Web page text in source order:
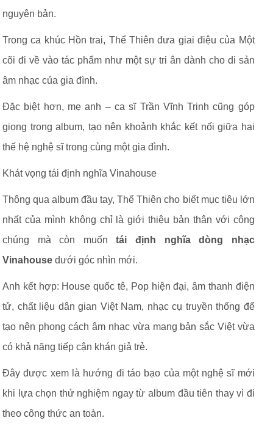
nguyên bản.
Trong ca khúc Hồn trai, Thể Thiên đưa giai điệu của Một
cõi đi về vào tác phẩm như một sự tri ân dành cho di sản
âm nhạc của gia đình.
Đặc biệt hơn, mẹ anh – ca sĩ Trần Vĩnh Trinh cũng góp
giọng trong album, tạo nên khoảnh khắc kết nối giữa hai
thế hệ nghệ sĩ trong cùng một gia đình.
Khát vọng tái định nghĩa Vinahouse
Thông qua album đầu tay, Thể Thiên cho biết mục tiêu lớn
nhất của mình không chỉ là giới thiệu bản thân với công
chúng mà còn muốntái định nghĩa dòng nhạc
Vinahouse dưới góc nhìn mới.
Anh kết hợp: House quốc tê, Pop hiện đại, âm thanh điện
tử, chất liệu dân gian Việt Nam, nhạc cụ truyền thống để
tạo nên phong cách âm nhạc vừa mang bản sắc Việt vừa
có khả năng tiếp cận khán giả trẻ.
Đây được xem là hướng đi táo bạo của một nghệ sĩ mới
khi lựa chọn thử nghiệm ngay từ album đầu tiên thay vì đi
theo công thức an toàn.